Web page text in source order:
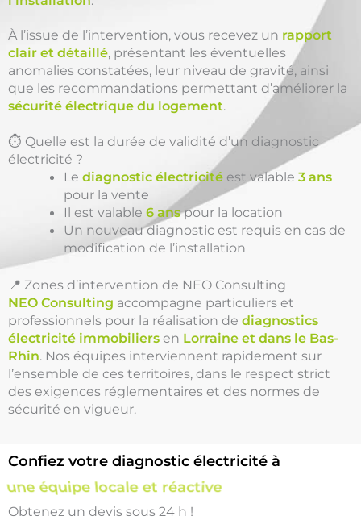
À l’issue de l’intervention, vous recevez un rapport
clair et détaillé, présentant les éventuelles
anomalies constatées, leur niveau de gravité, ainsi
que les recommandations permettant d’améliorer la
sécurité électrique du logement.
⏱️ Quelle est la durée de validité d’un diagnostic
électricité ?
Lediagnostic électricité est valable3 ans
pour la vente
Il est valable6 anspour la location
Un nouveau diagnostic est requis en cas de
modification de l’installation
📍 Zones d’intervention de NEO Consulting
NEO Consulting accompagne particuliers et
professionnels pour la réalisation de diagnostics
électricité immobiliers en Lorraine et dans le Bas-
Rhin. Nos équipes interviennent rapidement sur
l’ensemble de ces territoires, dans le respect strict
des exigences réglementaires et des normes de
sécurité en vigueur.
Confiez votre diagnostic électricité à
une équipe locale et réactive
Obtenez un devis sous 24 h !